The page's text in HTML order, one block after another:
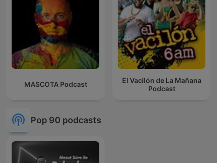
MASCOTA Podcast
El Vacilón de La Mañana
Podcast
Pop 90 podcasts